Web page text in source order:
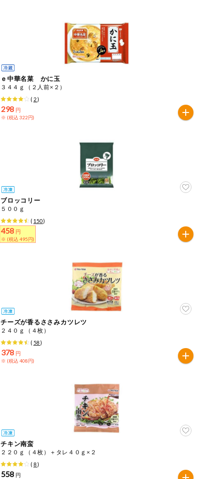
ｅ中華名菜 かに玉
３４４ｇ（２人前×２）
( 2)
298 円
※ (税込 322円)
ブロッコリー
５００ｇ
( 150)
458 円
※ (税込 495円)
チーズが香るささみカツレツ
２４０ｇ（４枚）
( 58)
378 円
※ (税込 408円)
チキン南蛮
２２０ｇ（４枚）＋タレ４０ｇ×２
( 8)
558 円